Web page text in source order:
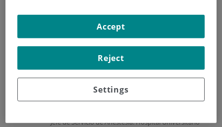
Doctora en Enfermería.
Directora de EEFJD - UAM.
prodriguezg@quironsalud.es
Luis Enrique Muñoz Alameda.
Jefe de Servicio de Anestesia. Hospital Universitario
Settings
Reject
Accept